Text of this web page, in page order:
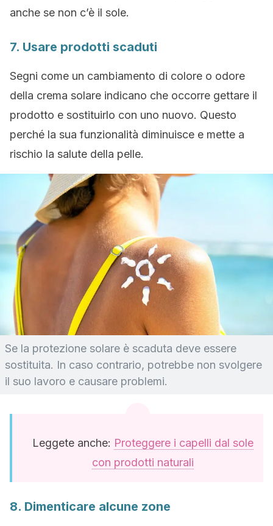
anche se non c’è il sole.
7. Usare prodotti scaduti
Segni come un cambiamento di colore o odore
della crema solare indicano che occorre gettare il
prodotto e sostituirlo con uno nuovo. Questo
perché la sua funzionalità diminuisce e mette a
rischio la salute della pelle.
Se la protezione solare è scaduta deve essere
sostituita. In caso contrario, potrebbe non svolgere
il suo lavoro e causare problemi.
Leggete anche: Proteggere i capelli dal sole
con prodotti naturali
8. Dimenticare alcune zone